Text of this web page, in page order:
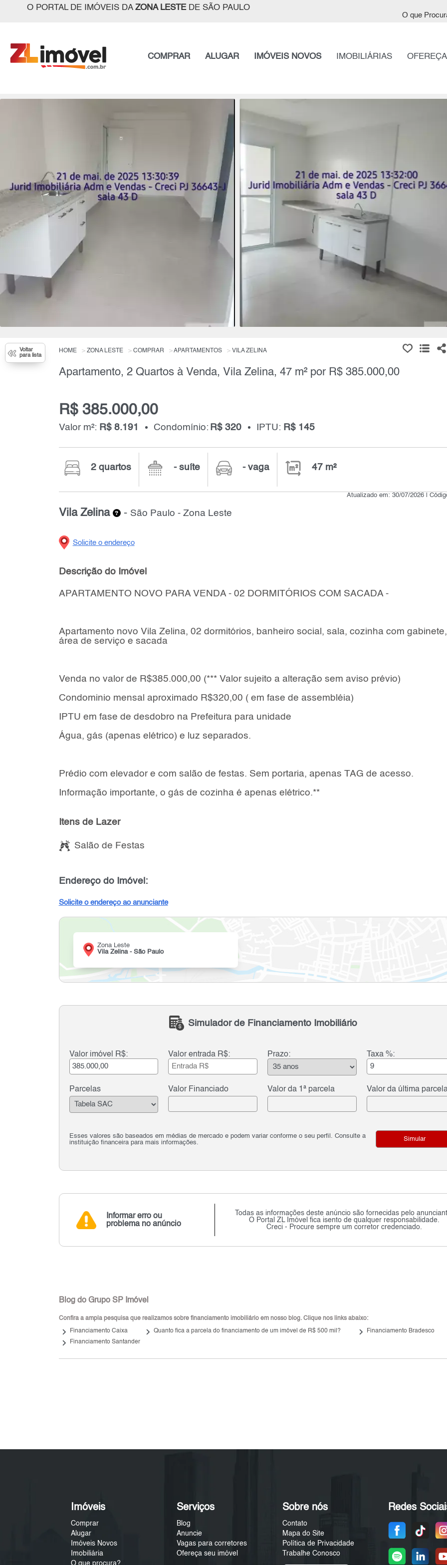
O PORTAL DE IMÓVEIS DA ZONA LESTEDE SÃO PAULO
O que
COMPRAR ALUGAR IMÓVEIS NOVOS IMOBILIÁRIAS
Voltar
para lista
HOME ZONA LESTE COMPRAR APARTAMENTOS VILA ZELINA
Apartamento, 2 Quartos à Venda, Vila Zelina, 47 m² por R$ 385.000,00
R$ 385.000,00
Valor m²: R$ 8.191 Condomínio: R$ 320 IPTU: R$ 145
2 quartos - suíte - vaga 47 m²
Atualizado em: 30/07/2026 |
Vila Zelina - São Paulo - Zona Leste
Solicite o endereço
Descrição do Imóvel
APARTAMENTO NOVO PARA VENDA - 02 DORMITÓRIOS COM SACADA -
Apartamento novo Vila Zelina, 02 dormitórios, banheiro social, sala, cozinha com gabinete,
área de serviço e sacada
Venda no valor de R$385.000,00 (*** Valor sujeito a alteração sem aviso prévio)
Condominio mensal aproximado R$320,00 ( em fase de assembléia)
IPTU em fase de desdobro na Prefeitura para unidade
Água, gás (apenas elétrico) e luz separados.
Prédio com elevador e com salão de festas. Sem portaria, apenas TAG de acesso.
Informação importante, o gás de cozinha é apenas elétrico.**
Itens de Lazer
Salão de Festas
Endereço do Imóvel:
Solicite o endereço ao anunciante
Zona Leste
Vila Zelina - São Paulo
Simulador de Financiamento Imobiliário
Valor imóvel R$: Valor entrada R$: Prazo: Taxa %:
Parcelas Valor Financiado Valor da 1ª parcela Valor da última
Esses valores são baseados em médias de mercado e podem variar conforme o seu perfil. Consulte a
instituição financeira para mais informações.
Simular
Informar erro ou
problema no anúncio
Todas as informações deste anúncio são fornecidas pelo
O Portal ZL Imóvel fica isento de qualquer responsabilidade.
Creci - Procure sempre um corretor credenciado.
Blog do Grupo SP Imóvel
Confira a ampla pesquisa que realizamos sobre financiamento imobiliário em nosso blog. Clique nos links abaixo:
keyboard_arrow_right Financiamento Caixa keyboard_arrow_right Quanto fica a parcela do financiamento de um imóvel de R$ 500 mil? keyboard_arrow_right Financiamento Bradesco
keyboard_arrow_right Financiamento Santander
Imóveis
Comprar
Alugar
Imóveis Novos
Imobiliária
O que procura?
Serviços
Blog
Anuncie
Vagas para corretores
Ofereça seu imóvel
Sobre nós
Contato
Mapa do Site
Política de Privacidade
Trabalhe Conosco
Redes